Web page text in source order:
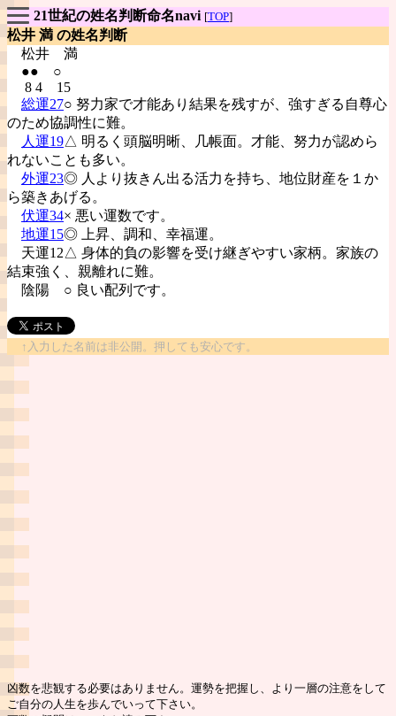
21世紀の姓名判断命名navi [TOP]
松井 満 の姓名判断
松井 満
●● ○
8 4 15
総運27○ 努力家で才能あり結果を残すが、強すぎる自尊心
のため協調性に難。
人運19△ 明るく頭脳明晰、几帳面。才能、努力が認めら
れないことも多い。
外運23◎ 人より抜きん出る活力を持ち、地位財産を１か
ら築きあげる。
伏運34× 悪い運数です。
地運15◎ 上昇、調和、幸福運。
天運12△ 身体的負の影響を受け継ぎやすい家柄。家族の
結束強く、親離れに難。
陰陽 ○ 良い配列です。
↑入力した名前は非公開。押しても安心です。
凶数を悲観する必要はありません。運勢を把握し、より一層の注意をして
ご自分の人生を歩んでいって下さい。